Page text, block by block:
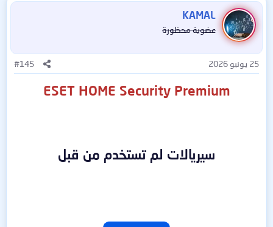
KAMAL
عضوية محظورة
25 يونيو 2026 #145
ESET HOME Security Premium
سيريالات لم تستخدم من قبل